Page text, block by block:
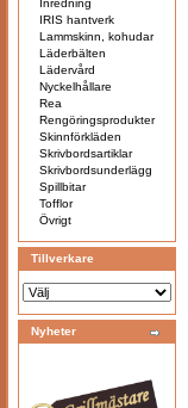
Inredning
IRIS hantverk
Lammskinn, kohudar
Läderbälten
Lädervård
Nyckelhållare
Rea
Rengöringsprodukter
Skinnförkläden
Skrivbordsartiklar
Skrivbordsunderlägg
Spillbitar
Tofflor
Övrigt
Tillverkare
Nyheter